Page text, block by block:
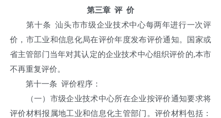
第三章 评 价
第十条 汕头市市级企业技术中心每两年进行一次评
价，市工业和信息化局在评价年度发布评价通知。国家或
省主管部门当年对其认定的企业技术中心组织评价的,本市
不再重复评价。
第十一条 评价程序：
（一）市级企业技术中心所在企业按评价通知要求将
评价材料报属地工业和信息化主管部门。评价材料包括：